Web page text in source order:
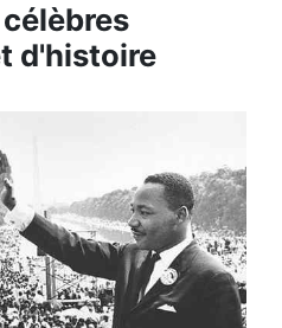
d'histoire